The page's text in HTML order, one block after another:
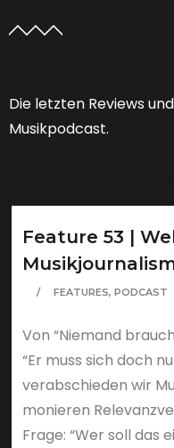
Die letzten Reviews
Musikpodcast.
Feature 53 |
FEATURES,PODCAST
Von “Niemand
“Er muss sich doch
verabschieden wir
monieren
Frage: “Wer soll das